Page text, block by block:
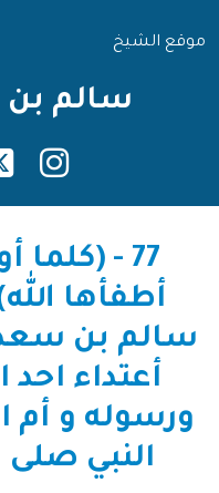
موقع الشيخ
سالم
77 - (كلما
أطفأها
سالم بن
أعتداء احد
ورسوله و أم
النبي صلى